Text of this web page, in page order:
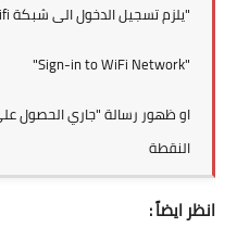
"يلزم تسجيل الدخول الى شبكة wifi"
"Sign-in to WiFi Network"
النقطة
انظر ايضاً :